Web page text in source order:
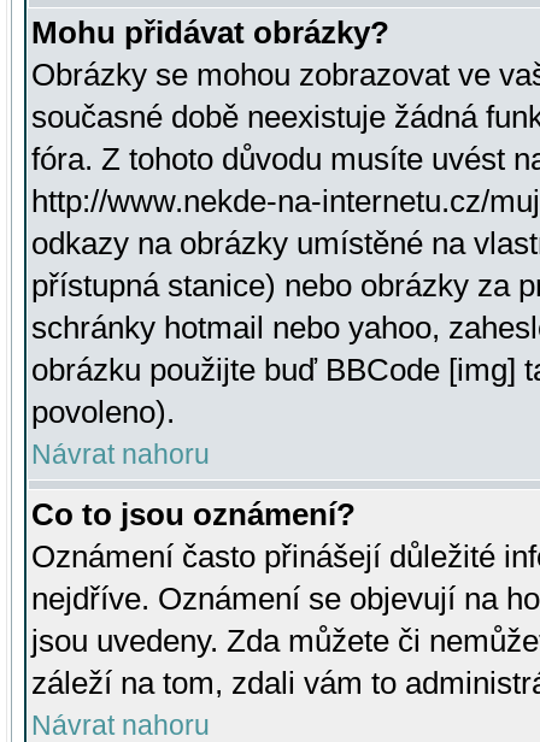
Mohu přidávat obrázky?
Obrázky se mohou zobrazovat ve
současné době neexistuje žádná
fóra. Z tohoto důvodu musíte uvést
http://www.nekde-na-internetu.cz/
odkazy na obrázky umístěné na
přístupná stanice) nebo obrázky za
schránky hotmail nebo yahoo,
obrázku použijte buď BBCode [img]
povoleno).
Návrat nahoru
Co to jsou oznámení?
Oznámení často přinášejí důležité
nejdříve. Oznámení se objevují na
jsou uvedeny. Zda můžete či
záleží na tom, zdali vám to
Návrat nahoru